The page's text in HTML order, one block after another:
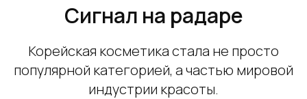
Сигнал на радаре
Корейская косметика стала не просто
популярной категорией, а частью мировой
индустрии красоты.